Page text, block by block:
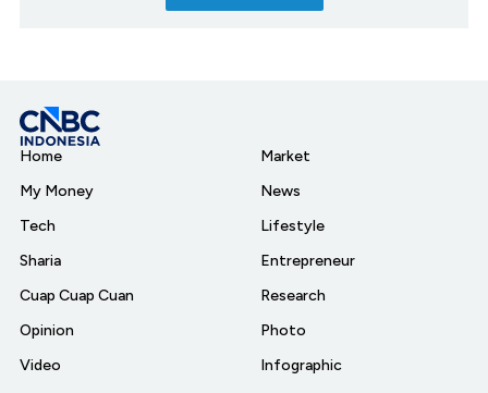
Home
My Money
Tech
Sharia
Cuap Cuap Cuan
Opinion
Video
Market
News
Lifestyle
Entrepreneur
Research
Photo
Infographic